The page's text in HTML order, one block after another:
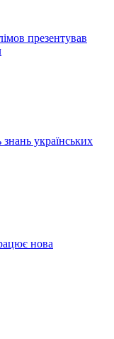
презентував
українських
нова